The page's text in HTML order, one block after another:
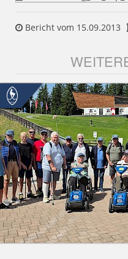
Bericht vom 15.09.2013